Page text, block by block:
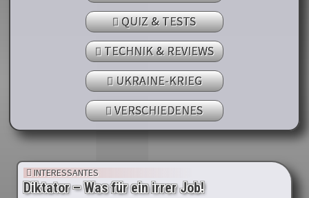
QUIZ & TESTS
TECHNIK & REVIEWS
UKRAINE-KRIEG
VERSCHIEDENES
INTERESSANTES
Diktator – Was für ein irrer Job!